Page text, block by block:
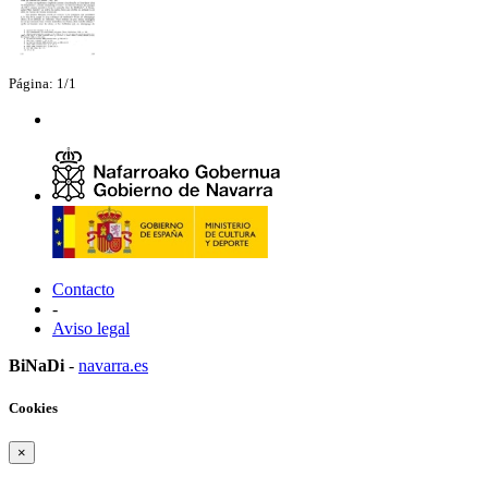
Página: 1/1
Contacto
-
Aviso legal
BiNaDi - navarra.es
Cookies
×